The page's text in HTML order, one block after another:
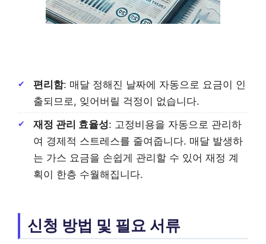
편리함: 매달 정해진 날짜에 자동으로 요금이 인
출되므로, 잊어버릴 걱정이 없습니다.
재정 관리 효율성: 고정비용을 자동으로 관리하
여 경제적 스트레스를 줄여줍니다. 매달 발생하
는 가스 요금을 손쉽게 관리할 수 있어 재정 계
획이 한층 수월해집니다.
신청 방법 및 필요 서류